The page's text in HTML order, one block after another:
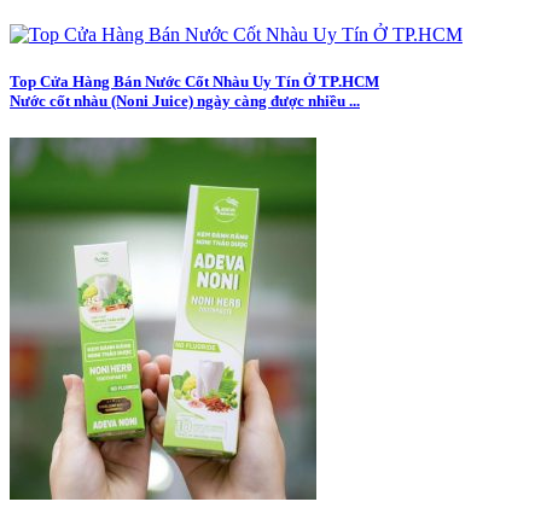
Top Cửa Hàng Bán Nước Cốt Nhàu Uy Tín Ở TP.HCM
Nước cốt nhàu (Noni Juice) ngày càng được nhiều ...